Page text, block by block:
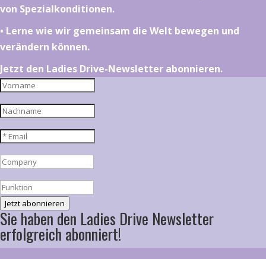
von Spezialkonditionen.
•⁠ ⁠⁠Lerne wie wir gemeinsam die Welt bewegen und
verändern können.
Jetzt den Ladies Drive-Newsletter abonnieren.
Jetzt abonnieren
Sie haben den Ladies Drive Newsletter
erfolgreich abonniert!